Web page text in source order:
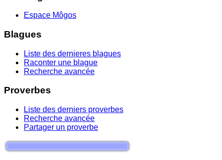
Espace Môgos
Blagues
Liste des dernieres blagues
Raconter une blague
Recherche avancée
Proverbes
Liste des derniers proverbes
Recherche avancée
Partager un proverbe